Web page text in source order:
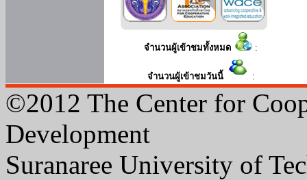
จำนวนผู้เข้าชมทั้งหมด :
จำนวนผู้เข้าชมวันนี้ :
©2012 The Center for
Development
Suranaree University of